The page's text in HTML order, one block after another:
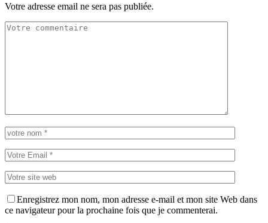
Votre adresse email ne sera pas publiée.
Enregistrez mon nom, mon adresse e-mail et mon site Web dans
ce navigateur pour la prochaine fois que je commenterai.